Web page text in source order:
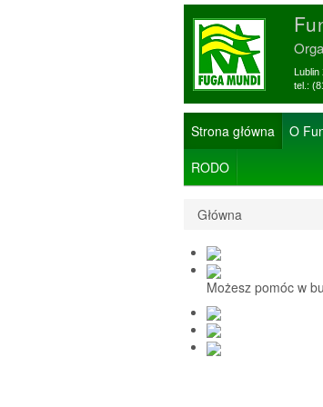
Lublin
tel.:
Strona główna O
RODO
Główna
Możesz pomóc w